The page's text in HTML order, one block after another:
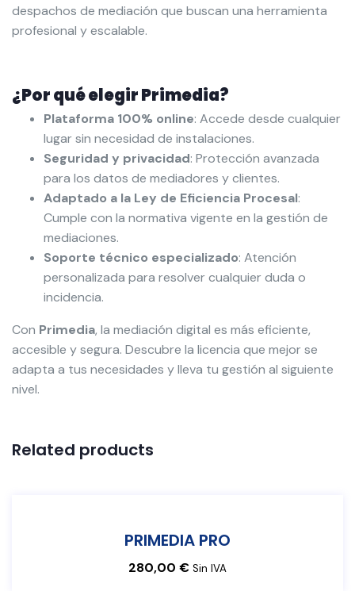
despachos de mediación que buscan una herramienta
profesional y escalable.
¿Por qué elegir Primedia?
Plataforma 100% online: Accede desde cualquier
lugar sin necesidad de instalaciones.
Seguridad y privacidad: Protección avanzada
para los datos de mediadores y clientes.
Adaptado a la Ley de Eficiencia Procesal:
Cumple con la normativa vigente en la gestión de
mediaciones.
Soporte técnico especializado: Atención
personalizada para resolver cualquier duda o
incidencia.
Con Primedia, la mediación digital es más eficiente,
accesible y segura. Descubre la licencia que mejor se
adapta a tus necesidades y lleva tu gestión al siguiente
nivel.
Related products
PRIMEDIA PRO
280,00 € Sin IVA